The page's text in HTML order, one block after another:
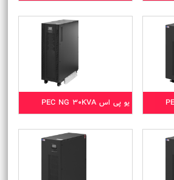
یو پی اس PEC NG 30KVA